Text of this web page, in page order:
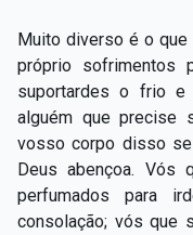
Muito diverso é o que
próprio sofrimentos
suportardes o frio e
alguém que precise
vosso corpo disso
Deus abençoa. Vós
perfumados para
consolação; vós que